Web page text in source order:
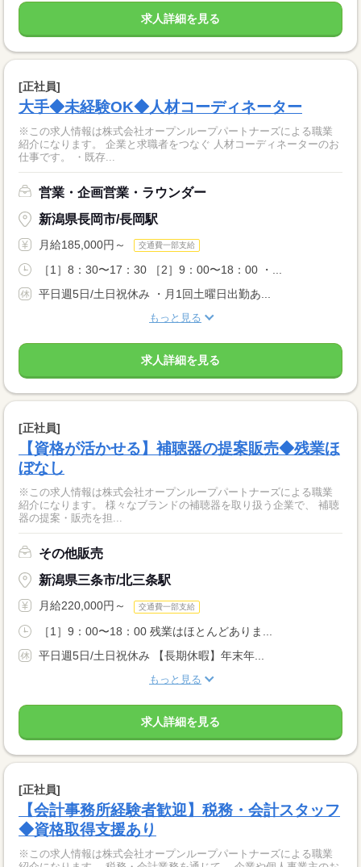
求人詳細を見る
[正社員]
大手◆未経験OK◆人材コーディネーター
※この求人情報は株式会社オープンループパートナーズによる職業
紹介になります。 企業と求職者をつなぐ 人材コーディネーターのお
仕事です。 ・既存...
営業・企画営業・ラウンダー
新潟県長岡市/長岡駅
月給185,000円～ 交通費一部支給
［1］8：30〜17：30 ［2］9：00〜18：00 ・...
平日週5日/土日祝休み ・月1回土曜日出勤あ...
もっと見る
求人詳細を見る
[正社員]
【資格が活かせる】補聴器の提案販売◆残業ほ
ぼなし
※この求人情報は株式会社オープンループパートナーズによる職業
紹介になります。 様々なブランドの補聴器を取り扱う企業で、 補聴
器の提案・販売を担...
その他販売
新潟県三条市/北三条駅
月給220,000円～ 交通費一部支給
［1］9：00〜18：00 残業はほとんどありま...
平日週5日/土日祝休み 【長期休暇】年末年...
もっと見る
求人詳細を見る
[正社員]
【会計事務所経験者歓迎】税務・会計スタッフ
◆資格取得支援あり
※この求人情報は株式会社オープンループパートナーズによる職業